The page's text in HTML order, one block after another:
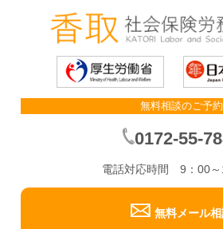
無料相談のご予約
0172-55-
電話対応時間 9：00～
無料メール